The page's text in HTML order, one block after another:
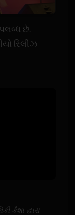
છે.
રિલીઝ
કૈશા દ્વારા